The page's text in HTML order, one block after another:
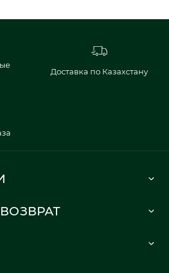
Доставка по Казахстану
обработки персональных данных